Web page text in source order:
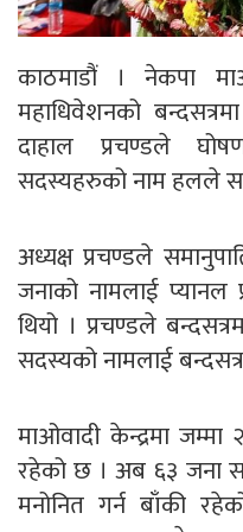
काठमाडौं । नेकपा
महाधिवेशनको
दाहाल प्रचण्डले
सदस्यहरुको नाम हलले
अध्यक्ष प्रचण्डले
जनाको नामलाई प्यानल
थियो । प्रचण्डले
सदस्यको नामलाई
माओवादी केन्द्रमा
रहेको छ । अब ६३ जना
मनोनित गर्न बाँकी